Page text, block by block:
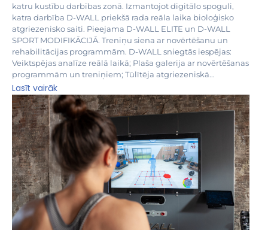
katru kustību darbības zonā. Izmantojot digitālo spoguli,
katra darbība D-WALL priekšā rada reāla laika bioloģisko
atgriezenisko saiti. Pieejama D-WALL ELITE un D-WALL
SPORT MODIFIKĀCIJĀ. Treniņu siena ar novērtēšanu un
rehabilitācijas programmām. D-WALL sniegtās iespējas:
Veiktspējas analīze reālā laikā; Plaša galerija ar novērtēšanas
programmām un treniņiem; Tūlītēja atgriezeniskā...
Lasīt vairāk